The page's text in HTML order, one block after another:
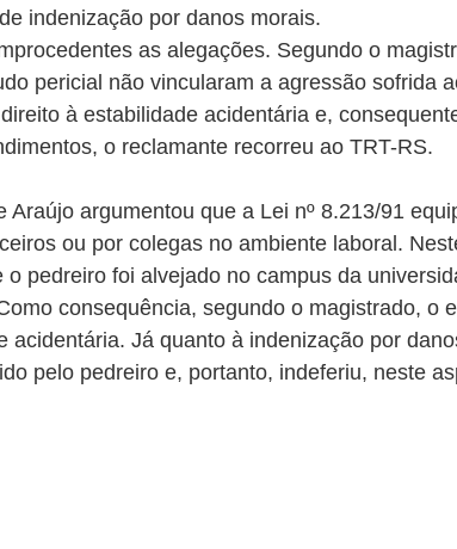
indenização por danos morais.
as alegações. Segundo o
pericial não vincularam a agressão sofrida
à estabilidade acidentária e,
o reclamante recorreu ao TRT-RS.
argumentou que a Lei nº 8.213/91
ou por colegas no ambiente laboral.
pedreiro foi alvejado no campus da
consequência, segundo o magistrado, o
Já quanto à indenização por
pelo pedreiro e, portanto, indeferiu, neste